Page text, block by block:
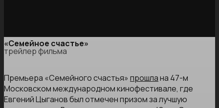
«Семейное счастье»
трейлер фильма
Премьера «Семейного счастья» прошлана 47-м
Московском международном кинофестивале, где
Евгений Цыганов был отмечен призом за лучшую